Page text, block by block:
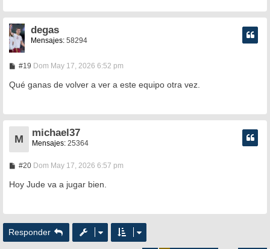
degas
Mensajes:58294
#19M
n
s
e
Dom May 17, 2026 6:52 pm
Qué ganas de volver a ver a este equipo otra vez.
M
michael37
Mensajes: 25364
#20M
n
s
e
Dom May 17, 2026 6:57 pm
Hoy Jude va a jugar bien.
Responder
Página